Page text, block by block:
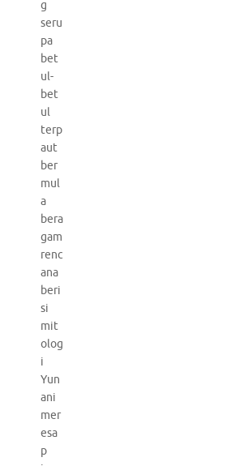
g
seru
pa
bet
ul-
bet
ul
terp
aut
ber
mul
a
bera
gam
renc
ana
beri
si
mit
olog
i
Yun
ani
mer
esa
p